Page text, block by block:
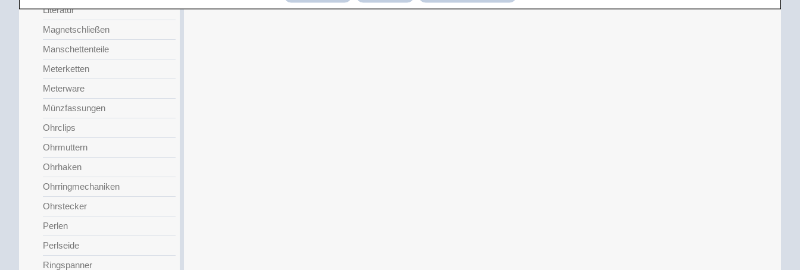
Literatur
Magnetschließen
Manschettenteile
Meterketten
Meterware
Münzfassungen
Ohrclips
Ohrmuttern
Ohrhaken
Ohrringmechaniken
Ohrstecker
Perlen
Perlseide
Ringspanner